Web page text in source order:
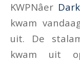
KWPNâer
kwam
uit. De
kwam uit